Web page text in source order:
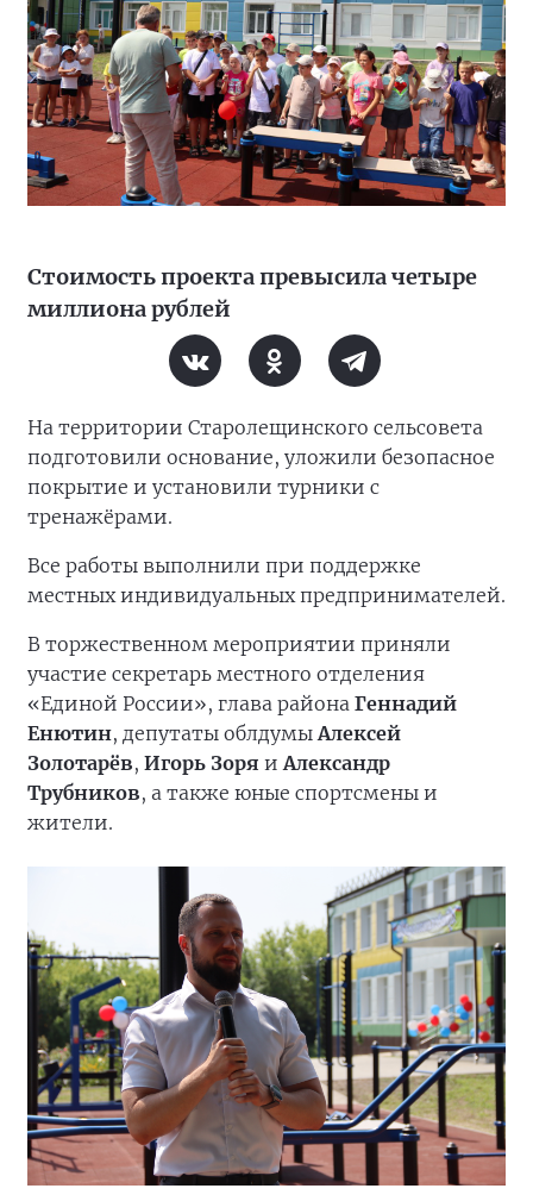
Стоимость проекта превысила четыре
миллиона рублей
На территории Старолещинского сельсовета
подготовили основание, уложили безопасное
покрытие и установили турники с
тренажёрами.
Все работы выполнили при поддержке
местных индивидуальных предпринимателей.
В торжественном мероприятии приняли
участие секретарь местного отделения
«Единой России», глава района Геннадий
Енютин, депутаты облдумыАлексей
Золотарёв, Игорь Зоря иАлександр
Трубников, а также юные спортсмены и
жители.